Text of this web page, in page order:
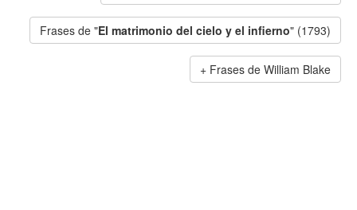
Frases de "El matrimonio del cielo y el infierno" (1793)
Frases de William Blake